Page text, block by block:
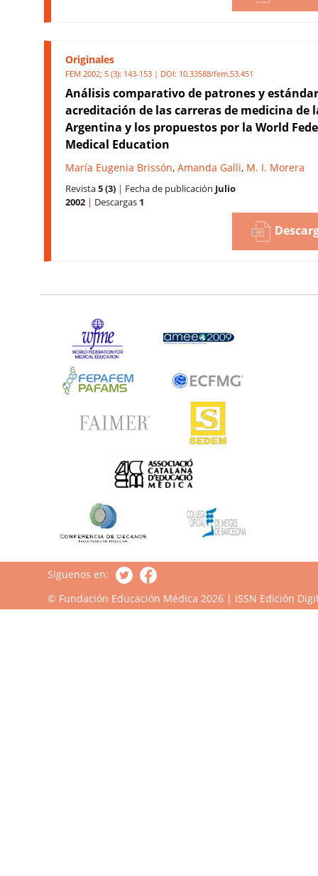
Originales
FEM 2002; 5 (3): 143-153 | DOI: 10.33588/fem.53.451
Análisis comparativo de patrones y
acreditación de las carreras de medicina de
Argentina y los propuestos por la World
Medical Education
María Eugenia Brissón, Amanda Galli, M. I. Morera
Revista5 (3) | Fecha de publicación Julio
2002 | Descargas 1
Siguenos en:
© Fundación Educación Médica 2026 | ISSN Edición